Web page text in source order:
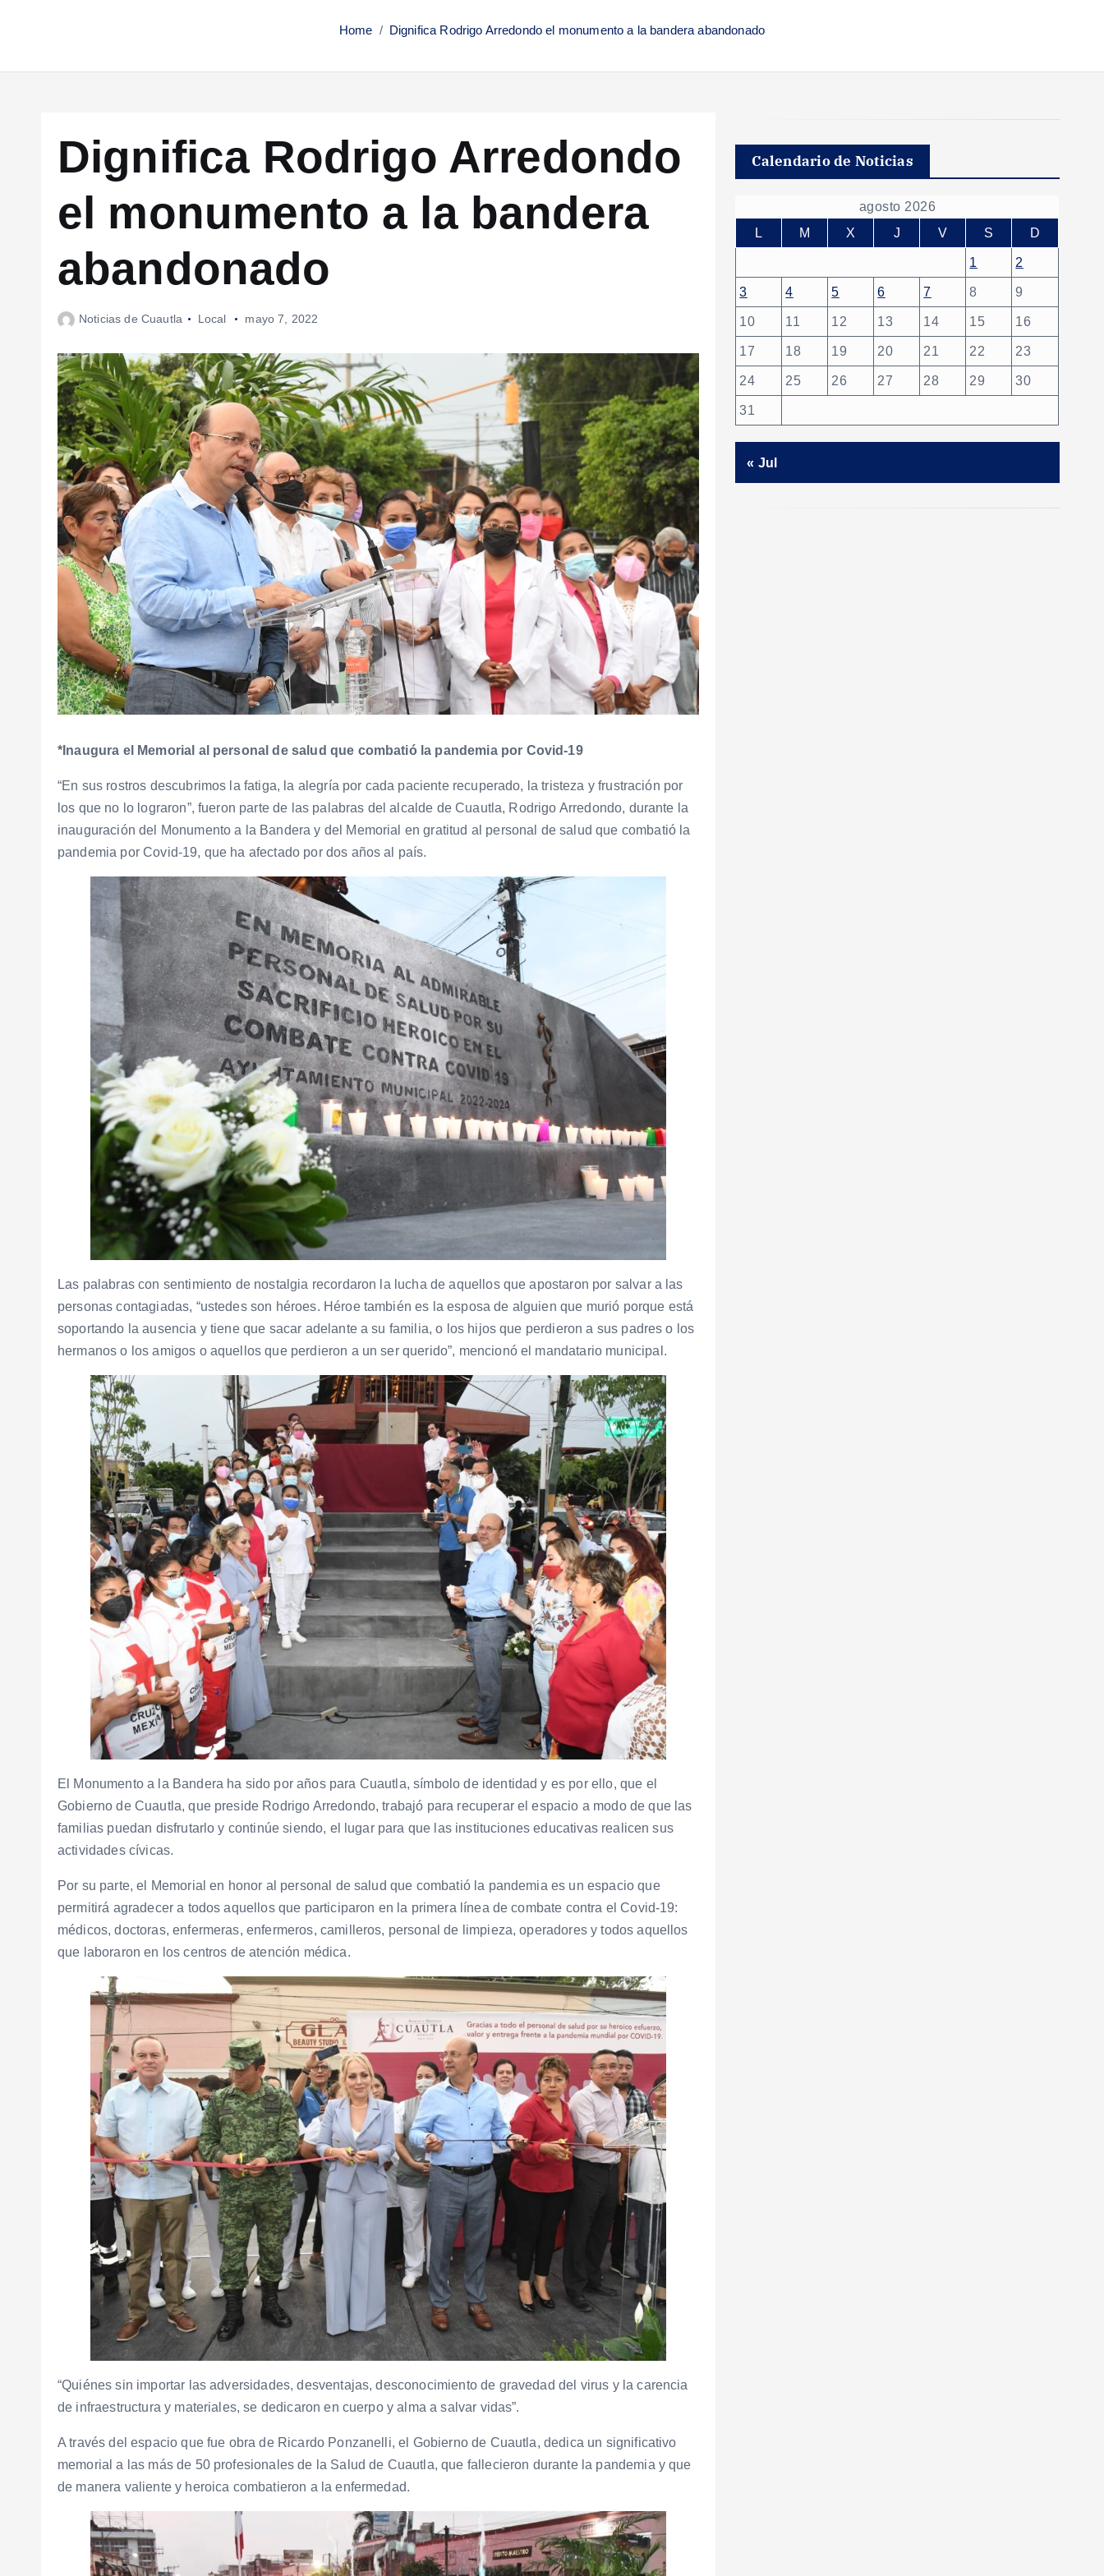
Home Dignifica Rodrigo Arredondo el monumento a la bandera abandonado
Dignifica Rodrigo Arredondo
el monumento a la bandera
abandonado
Noticias de Cuautla Local mayo 7, 2022
*Inaugura el Memorial al personal de salud que combatió la pandemia por Covid-19
“En sus rostros descubrimos la fatiga, la alegría por cada paciente recuperado, la tristeza y frustración por
los que no lo lograron”, fueron parte de las palabras del alcalde de Cuautla, Rodrigo Arredondo, durante la
inauguración del Monumento a la Bandera y del Memorial en gratitud al personal de salud que combatió la
pandemia por Covid-19, que ha afectado por dos años al país.
Las palabras con sentimiento de nostalgia recordaron la lucha de aquellos que apostaron por salvar a las
personas contagiadas, “ustedes son héroes. Héroe también es la esposa de alguien que murió porque está
soportando la ausencia y tiene que sacar adelante a su familia, o los hijos que perdieron a sus padres o los
hermanos o los amigos o aquellos que perdieron a un ser querido”, mencionó el mandatario municipal.
El Monumento a la Bandera ha sido por años para Cuautla, símbolo de identidad y es por ello, que el
Gobierno de Cuautla, que preside Rodrigo Arredondo, trabajó para recuperar el espacio a modo de que las
familias puedan disfrutarlo y continúe siendo, el lugar para que las instituciones educativas realicen sus
actividades cívicas.
Por su parte, el Memorial en honor al personal de salud que combatió la pandemia es un espacio que
permitirá agradecer a todos aquellos que participaron en la primera línea de combate contra el Covid-19:
médicos, doctoras, enfermeras, enfermeros, camilleros, personal de limpieza, operadores y todos aquellos
que laboraron en los centros de atención médica.
“Quiénes sin importar las adversidades, desventajas, desconocimiento de gravedad del virus y la carencia
de infraestructura y materiales, se dedicaron en cuerpo y alma a salvar vidas”.
A través del espacio que fue obra de Ricardo Ponzanelli, el Gobierno de Cuautla, dedica un significativo
memorial a las más de 50 profesionales de la Salud de Cuautla, que fallecieron durante la pandemia y que
de manera valiente y heroica combatieron a la enfermedad.
Calendario de Noticias
agosto 2026
L
M X J V S D
1 2
3 4 5 6 7 8 9
10 11 12 13 14 15 16
17 18 19 20 21 22 23
24 25 26 27 28 29 30
31
« Jul